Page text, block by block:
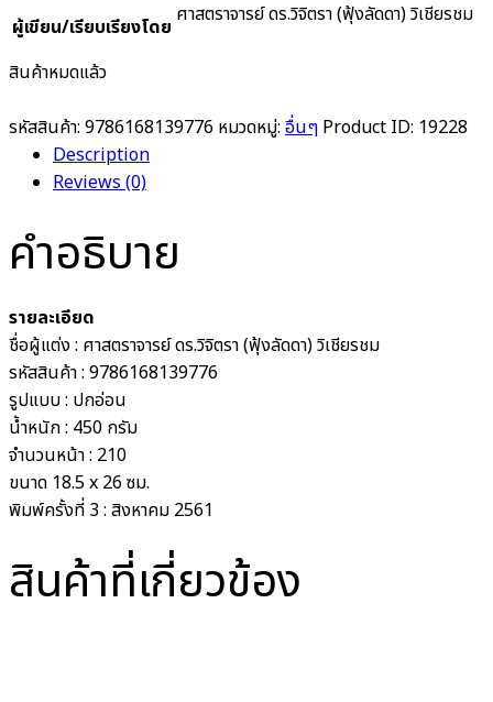
ผู้เขียน/เรียบเรียงโดย ศาสตราจารย์ ดร.วิจิตรา (ฟุ้งลัดดา) วิเชียรชม
สินค้าหมดแล้ว
รหัสสินค้า: 9786168139776 หมวดหมู่: อื่นๆ Product ID: 19228
Description
Reviews (0)
คำอธิบาย
รายละเอียด
ชื่อผู้แต่ง : ศาสตราจารย์ ดร.วิจิตรา (ฟุ้งลัดดา) วิเชียรชม
รหัสสินค้า : 9786168139776
รูปแบบ : ปกอ่อน
น้ำหนัก : 450 กรัม
จำนวนหน้า : 210
ขนาด 18.5 x 26 ซม.
พิมพ์ครั้งที่ 3 : สิงหาคม 2561
สินค้าที่เกี่ยวข้อง